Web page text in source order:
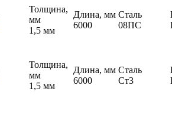
Толщина,
мм
1,5 мм
Длина, мм
6000
Сталь
08ПС
Толщина,
мм
1,5 мм
Длина, мм
6000
Сталь
Ст3